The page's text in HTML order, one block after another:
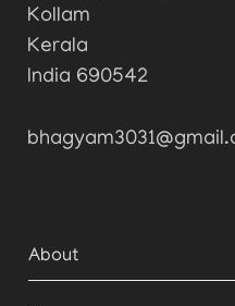
Kollam
Kerala
India 690542
About